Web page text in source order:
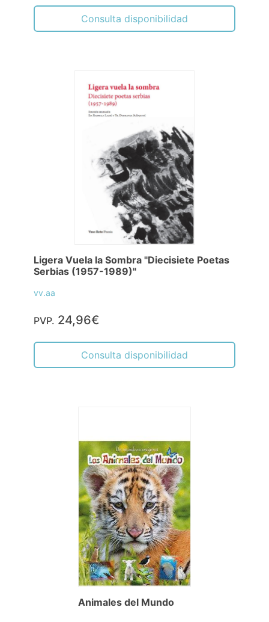
Consulta disponibilidad
Ligera Vuela la Sombra "Diecisiete Poetas
Serbias (1957-1989)"
vv.aa
PVP. 24,96€
Consulta disponibilidad
Animales del Mundo